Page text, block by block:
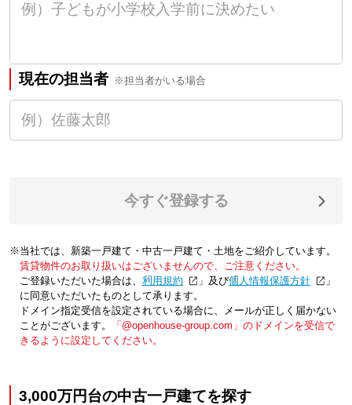
現在の担当者 ※担当者がいる場合
今すぐ登録する
※当社では、新築一戸建て・中古一戸建て・土地をご紹介しています。
賃貸物件のお取り扱いはございませんので、ご注意ください。
ご登録いただいた場合は、「利用規約 」及び「個人情報保護方針
」
に同意いただいたものとして承ります。
ドメイン指定受信を設定されている場合に、メールが正しく届かない
ことがございます。
「@openhouse-group.com」のドメインを受信で
きるように設定してください。
3,000万円台の中古一戸建てを探す